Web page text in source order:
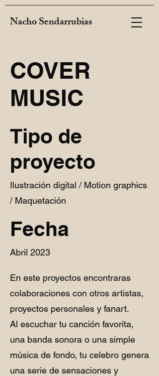
Nacho Sendarrubias
COVER
MUSIC
Tipo de
proyecto
Ilustración digital / Motion graphics
/ Maquetación
Fecha
Abril 2023
En este proyectos encontraras
colaboraciones con otros artistas,
proyectos personales y fanart.
Al escuchar tu canción favorita,
una banda sonora o una simple
música de fondo, tu celebro genera
una serie de sensaciones y